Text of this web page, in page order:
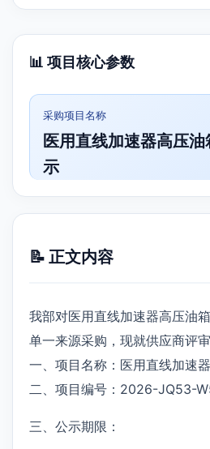
📊 项目核心参数
采购项目名称
医用直线加速器高压
示
📝 正文内容
我部对医用直线加速器高压油
单一来源采购，现就供应商评
一、项目名称：医用直线加速
二、项目编号：2026-JQ53-
三、公示期限：